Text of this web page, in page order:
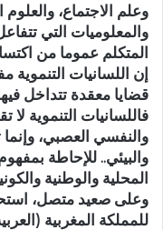
وعلم الاجتماع، والعلوم
والمعلوميات التي
المتكلم عموما من
إن اللسانيات
قضايا معقدة تتداخل
فاللسانيات التنموية
والنفسي العصبي،
والبيئي.. للإحاطة
المحلية والوطنية
وعلى صعيد متصل،
للمملكة المغربية